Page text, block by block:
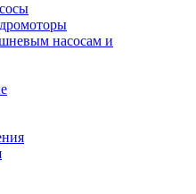
насосам и